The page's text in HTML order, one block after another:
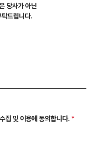
당사가 아닌
탁드립니다.
집 및 이용에 동의합니다. *